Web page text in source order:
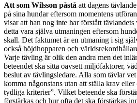
Att som Wilsson påstå att dagens
på sina hundar eftersom momentens
visar att han nog inte har förstått
detta vara själva utmaningen eftersom
skall. Det faktumet är en utmaning i sig
också höjdhopparen och
Varje tävling är olik den andra men det
beteendet ska sitta oavsett miljöfaktorer,
beslut av tävlingsledare. Alla som tävlar
komma någonstans utan att ställa krav
tydliga kriterier”. Vilket beteende ska
förstärkas och hur ofta det ska förstärkas